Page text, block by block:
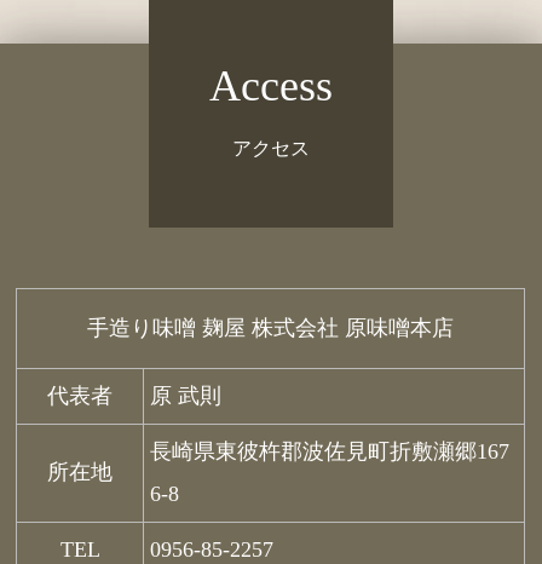
Access
アクセス
手造り味噌 麹屋 株式会社 原味噌本店
代表者 原 武則
所在地
長崎県東彼杵郡波佐見町折敷瀬郷167
6-8
TEL 0956-85-2257